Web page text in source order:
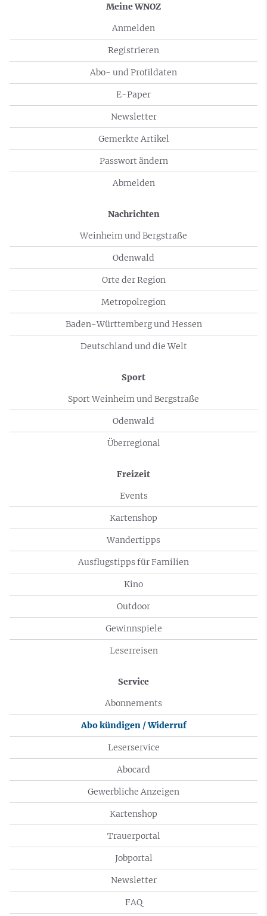
Meine WNOZ
Anmelden
Registrieren
Abo- und Profildaten
E-Paper
Newsletter
Gemerkte Artikel
Passwort ändern
Abmelden
Nachrichten
Weinheim und Bergstraße
Odenwald
Orte der Region
Metropolregion
Baden-Württemberg und Hessen
Deutschland und die Welt
Sport
Sport Weinheim und Bergstraße
Odenwald
Überregional
Freizeit
Events
Kartenshop
Wandertipps
Ausflugstipps für Familien
Kino
Outdoor
Gewinnspiele
Leserreisen
Service
Abonnements
Abo kündigen / Widerruf
Leserservice
Abocard
Gewerbliche Anzeigen
Kartenshop
Trauerportal
Jobportal
Newsletter
FAQ